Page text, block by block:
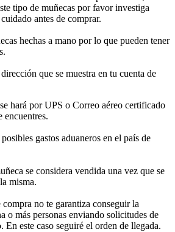
tipo de muñecas por favor investiga
antes de comprar.
hechas a mano por lo que pueden tener
que se muestra en tu cuenta de
hará por UPS o Correo aéreo certificado
encuentres.
gastos aduaneros en el país de
se considera vendida una vez que se
misma.
no te garantiza conseguir la
o más personas enviando solicitudes de
En este caso seguiré el orden de llegada.